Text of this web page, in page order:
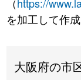
（https://
を加工して作成
大阪府の市